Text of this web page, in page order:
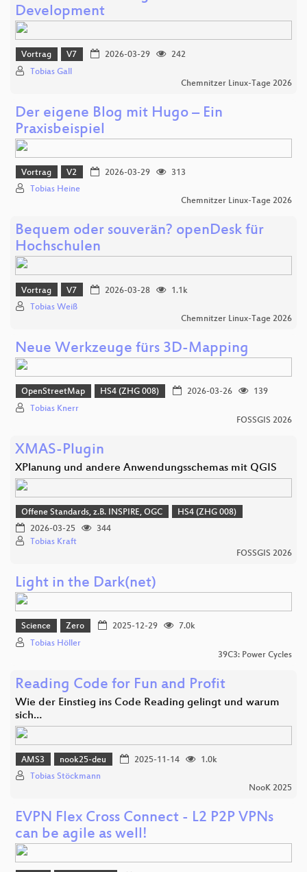
Development
Vortrag V7 2026-03-29
242
Tobias Gall
Chemnitzer Linux-Tage 2026
Der eigene Blog mit Hugo – Ein
Praxisbeispiel
Vortrag V2 2026-03-29
313
Tobias Heine
Chemnitzer Linux-Tage 2026
Bequem oder souverän? openDesk für
Hochschulen
Vortrag V7 2026-03-28
1.1k
Tobias Weiß
Chemnitzer Linux-Tage 2026
Neue Werkzeuge fürs 3D-Mapping
OpenStreetMap HS4 (ZHG 008) 2026-03-26
139
Tobias Knerr
FOSSGIS 2026
XMAS-Plugin
XPlanung und andere Anwendungsschemas mit QGIS
Offene Standards, z.B. INSPIRE, OGC
HS4 (ZHG 008)
2026-03-25
344
Tobias Kraft
FOSSGIS 2026
Light in the Dark(net)
Science Zero 2025-12-29
7.0k
Tobias Höller
39C3: Power Cycles
Reading Code for Fun and Profit
Wie der Einstieg ins Code Reading gelingt und warum
sich…
AMS3 nook25-deu 2025-11-14
1.0k
Tobias Stöckmann
NooK 2025
EVPN Flex Cross Connect - L2 P2P VPNs
can be agile as well!